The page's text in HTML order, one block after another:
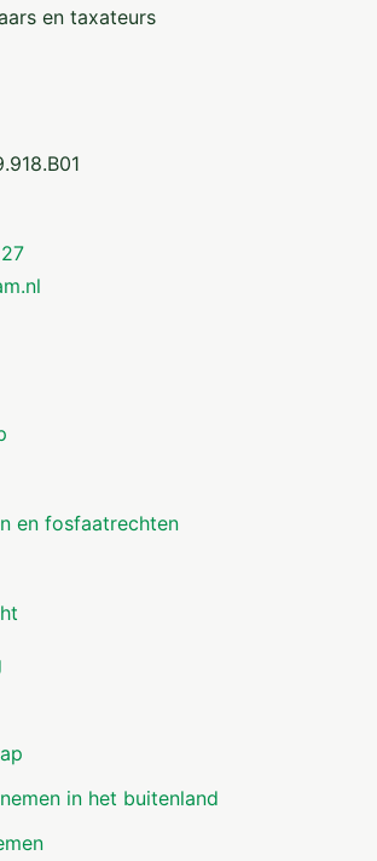
en taxateurs
en fosfaatrechten
in het buitenland